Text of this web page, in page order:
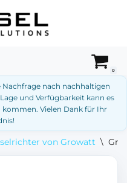
0
Nachfrage nach nachhaltigen
und Verfügbarkeit kann es
kommen. Vielen Dank für Ihr
von Growatt \